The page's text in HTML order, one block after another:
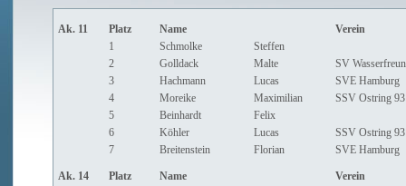
Ak. 11 Platz Name
Verein
1
Schmolke
Steffen
2
Golldack Malte
SV
3
Hachmann Lucas
SVE Hamburg
4
Moreike Maximilian
SSV Ostring 93
5
Beinhardt
Felix
6
Köhler Lucas
SSV Ostring 93
7
Breitenstein Florian SVE Hamburg
Ak. 14 Platz Name
Verein